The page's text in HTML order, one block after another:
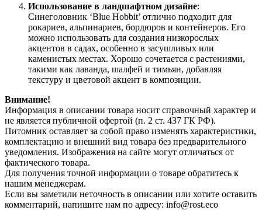
Использование в ландшафтном дизайне:
Синеголовник ‘Blue Hobbit’ отлично подходит для
рокариев, альпинариев, бордюров и контейнеров. Его
можно использовать для создания низкорослых
акцентов в садах, особенно в засушливых или
каменистых местах. Хорошо сочетается с растениями,
такими как лаванда, шалфей и тимьян, добавляя
текстуру и цветовой акцент в композиции.
Внимание!
Информация в описании товара носит справочный характер и
не является публичной офертой (п. 2 ст. 437 ГК РФ).
Питомник оставляет за собой право изменять характеристики,
комплектацию и внешний вид товара без предварительного
уведомления. Изображения на сайте могут отличаться от
фактического товара.
Для получения точной информации о товаре обратитесь к
нашим менеджерам.
Если вы заметили неточность в описании или хотите оставить
комментарий, напишите нам по адресу: info@rost.eco